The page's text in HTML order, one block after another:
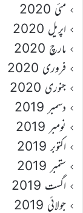
مئی 2020
اپریل 2020
مارچ 2020
فروری 2020
جنوری 2020
دسمبر 2019
نومبر 2019
اکتوبر 2019
ستمبر 2019
اگست 2019
جولائی 2019